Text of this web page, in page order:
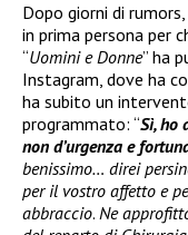
Dopo giorni di rumors,
in prima persona per
“Uomini e Donne” ha
Instagram, dove ha
ha subito un
programmato: “Sì, ho
non d’urgenza e
benissimo… direi
per il vostro affetto e
abbraccio. Ne